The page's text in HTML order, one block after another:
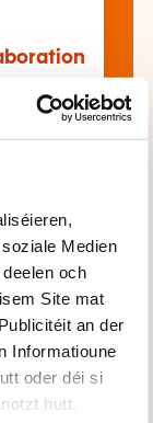
Medien
och
Site mat
an der
Informatioune
oder déi si
hutt.
och
Ariichtung
Droit BTP